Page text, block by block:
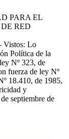
PARA EL
RED
Vistos: Lo
Política de la
Nº 323, de
fuerza de ley Nº
18.410, de 1985,
y
septiembre de